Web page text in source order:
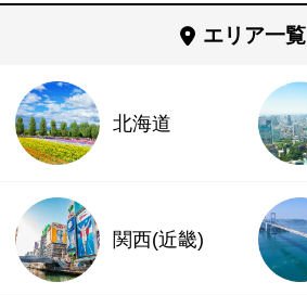
エリア一覧
北海道
関西(近畿)